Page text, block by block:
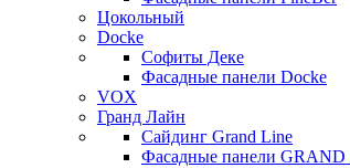
Цокольный
Docke
Софиты Деке
Фасадные панели Docke
VOX
Гранд Лайн
Сайдинг Grand Line
Фасадные панели